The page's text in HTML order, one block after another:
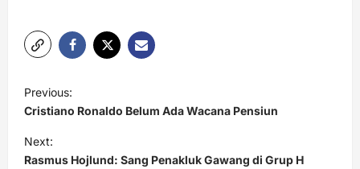
P
o
s
t
Previous:
Cristiano Ronaldo Belum Ada Wacana Pensiun
Next:
Rasmus Hojlund: Sang Penakluk Gawang di Grup H